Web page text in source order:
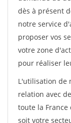
dès à présent
notre service
proposer vos
votre zone
pour réaliser
L'utilisation de
relation avec
toute la
soit votre